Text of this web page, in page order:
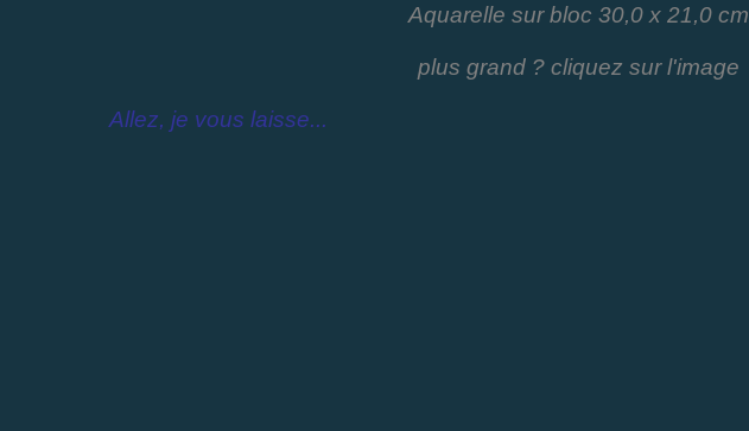
Aquarelle sur bloc 30,0 x 21,0 cm
plus grand ? cliquez sur l'image
Allez, je vous laisse...